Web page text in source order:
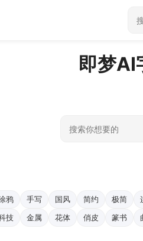
即梦AI
鸦 手写 国风 简约 极简
技 金属 花体 俏皮 篆书